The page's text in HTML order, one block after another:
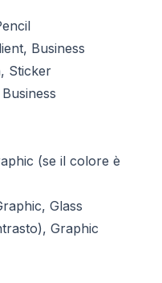
Business
Sticker
(se il colore è
Glass
Graphic